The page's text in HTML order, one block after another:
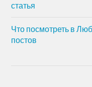
статья
Что посмотреть в
постов